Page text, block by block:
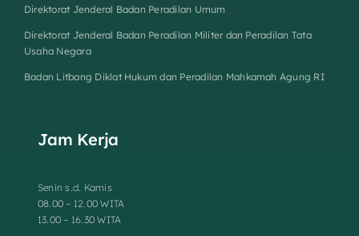
Direktorat Jenderal Badan Peradilan Umum
Direktorat Jenderal Badan Peradilan Militer dan Peradilan Tata
Usaha Negara
Badan Litbang Diklat Hukum dan Peradilan Mahkamah Agung RI
Jam Kerja
Senin s.d. Kamis
08.00 – 12.00 WITA
13.00 – 16.30 WITA